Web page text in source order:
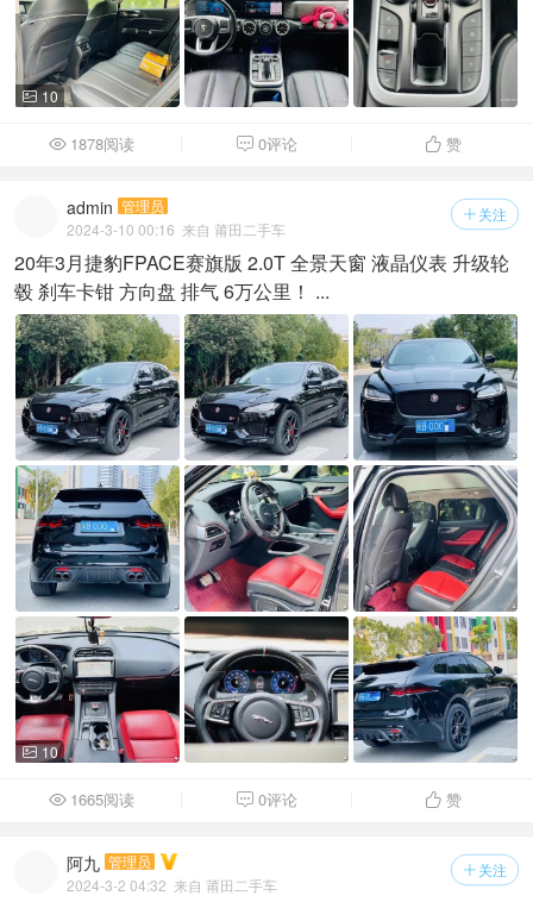
 10
 1878阅读  0评论  赞
 关注
admin 管理员
2024-3-10 00:16 来自 莆田二手车
20年3月捷豹FPACE赛旗版 2.0T 全景天窗 液晶仪表 升级轮
毂 刹车卡钳 方向盘 排气 6万公里！ ...
 10
 1665阅读  0评论  赞
 关注
阿九 管理员
2024-3-2 04:32 来自 莆田二手车